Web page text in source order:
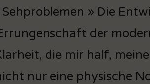
» Die
der
die mir half,
nur eine physische